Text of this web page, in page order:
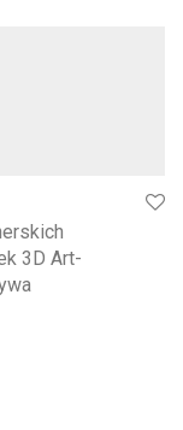
3D Art-